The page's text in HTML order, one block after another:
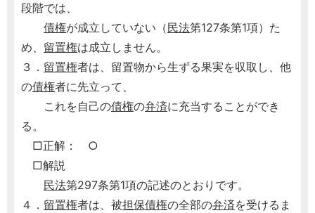
段階では、
債権が成立していない（民法第127条第1項）た
め、 留置権は成立しません。
３． 留置権者は、留置物から生ずる果実を収取し、他
の債権者に先立って、
これを自己の債権の弁済に充当することができ
る。
□正解： ○
□解説
民法第297条第1項の記述のとおりです。
４． 留置権者は、被担保債権の全部の弁済を受けるま